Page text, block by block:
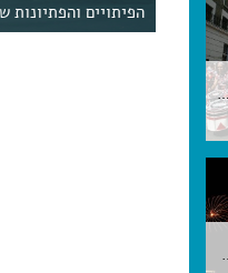
הפיתויים והפתיונות